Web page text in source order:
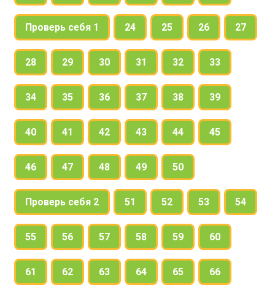
Проверь себя 1 24 25 26 27
28 29 30 31 32 33
34 35 36 37 38 39
40 41 42 43 44 45
46 47 48 49 50
Проверь себя 2 51 52 53 54
55 56 57 58 59 60
61 62 63 64 65 66